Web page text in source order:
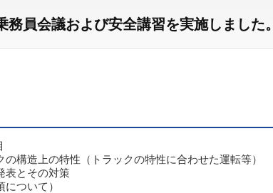
員会議および安全講習を実施しました。
構造上の特性（トラックの特性に合わせた運転等）
表とその対策
ついて）